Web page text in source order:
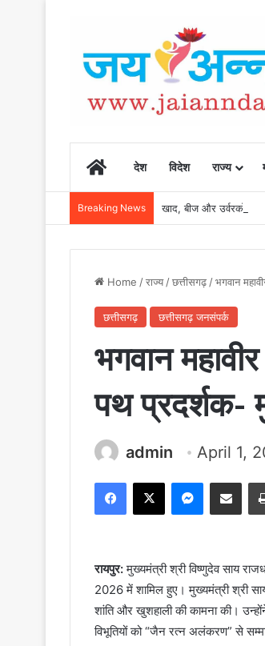
Homeदेश विदेश राज्य
Breaking News खाद, बीज और उर्वरकों की
Home /राज्य/छत्तीसगढ़/भगवान
छत्तीसगढ़ छत्तीसगढ़ जनसंपर्क
भगवान
पथ प्रदर्शक-
admin April 1,
Facebook
X Messenger
Share via
रायपुर:मुख्यमंत्री श्री विष्णुदेव साय
2026 में शामिल हुए। मुख्यमंत्री श्री
शांति और खुशहाली की कामना की। उन्होंने
विभूतियों को “जैन रत्न अलंकरण” से